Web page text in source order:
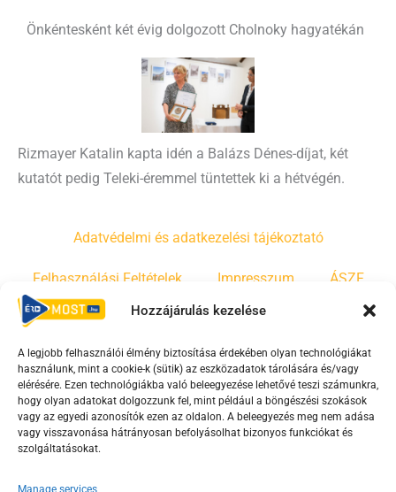
Hozzájárulás kezelése
A legjobb felhasználói élmény biztosítása érdekében olyan technológiákat
használunk, mint a cookie-k (sütik) az eszközadatok tárolására és/vagy
elérésére. Ezen technológiákba való beleegyezése lehetővé teszi számunkra,
hogy olyan adatokat dolgozzunk fel, mint például a böngészési szokások
vagy az egyedi azonosítók ezen az oldalon. A beleegyezés meg nem adása
vagy visszavonása hátrányosan befolyásolhat bizonyos funkciókat és
szolgáltatásokat.
Manage services
Önkéntesként két évig dolgozott Cholnoky hagyatékán
Rizmayer Katalin kapta idén a Balázs Dénes-díjat, két
kutatót pedig Teleki-éremmel tüntettek ki a hétvégén.
Adatvédelmi és adatkezelési tájékoztató
Felhasználási Feltételek Impresszum ÁSZF
Irányelvek Moderálási szabályzat
F
a
c
e
Y
o
u
t
T
i
k